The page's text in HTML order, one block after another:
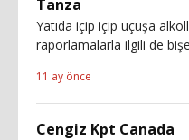
Tanza
Yatıda içip içip uçuşa
raporlamalarla ilgili de
11 ay önce
Cengiz Kpt Canada